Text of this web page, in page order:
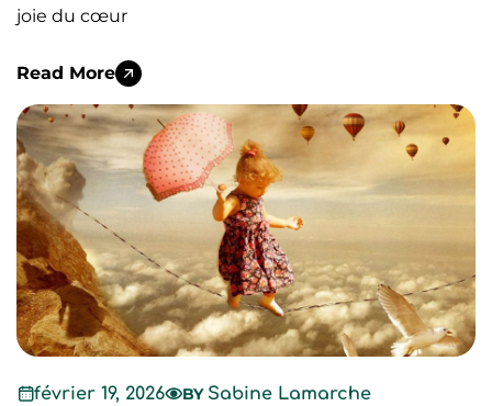
joie du cœur
Read More
février 19, 2026 BY Sabine Lamarche